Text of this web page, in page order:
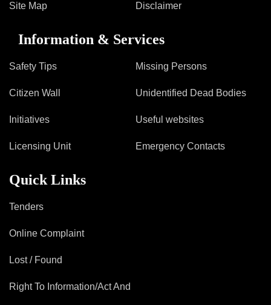
Site Map Disclaimer
Information & Services
Safety Tips
Citizen Wall
Initiatives
Licensing Unit
Missing Persons
Unidentified Dead Bodies
Useful websites
Emergency Contacts
Quick Links
Tenders
Online Complaint
Lost / Found
Right To Information/Act And